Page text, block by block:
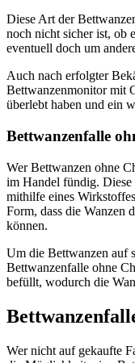
Diese Art der
noch nicht sicher ist, ob
eventuell doch um
Auch nach erfolgter
Bettwanzenmonitor mit
überlebt haben und ein
Bettwanzenfalle
Wer Bettwanzen ohne
im Handel fündig. Diese
mithilfe eines
Form, dass die Wanzen
können.
Um die Bettwanzen auf
Bettwanzenfalle ohne
befüllt, wodurch die
Wer nicht auf gekaufte